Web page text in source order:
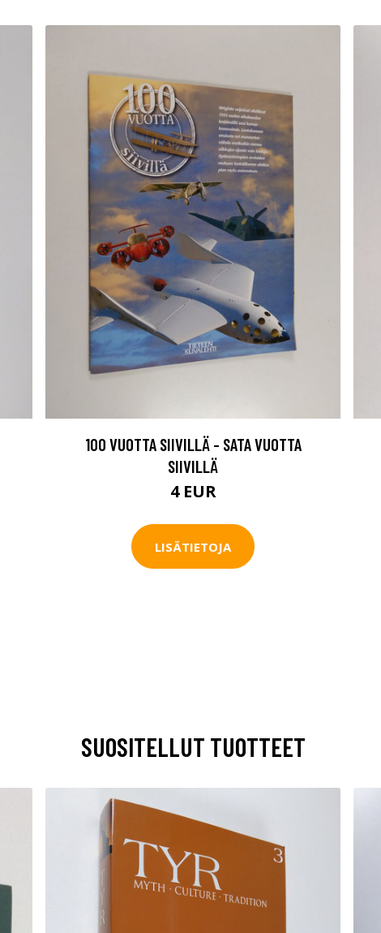
100 VUOTTA SIIVILLÄ - SATA VUOTTA
SIIVILLÄ
4 EUR
LISÄTIETOJA
SUOSITELLUT TUOTTEET